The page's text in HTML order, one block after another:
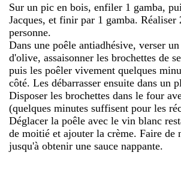
Sur un pic en bois, enfiler 1 gamba,
Jacques, et finir par 1 gamba. Réaliser
personne.
Dans une poêle antiadhésive, verser
d'olive, assaisonner les brochettes de
puis les poêler vivement quelques
côté. Les débarrasser ensuite dans un
Disposer les brochettes dans le four
(quelques minutes suffisent pour les
Déglacer la poêle avec le vin blanc
de moitié et ajouter la crème. Faire de
jusqu'à obtenir une sauce nappante.